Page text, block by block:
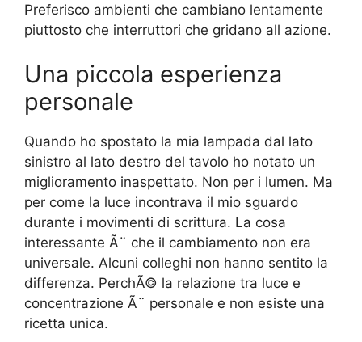
Preferisco ambienti che cambiano lentamente
piuttosto che interruttori che gridano all azione.
Una piccola esperienza
personale
Quando ho spostato la mia lampada dal lato
sinistro al lato destro del tavolo ho notato un
miglioramento inaspettato. Non per i lumen. Ma
per come la luce incontrava il mio sguardo
durante i movimenti di scrittura. La cosa
interessante Ã¨ che il cambiamento non era
universale. Alcuni colleghi non hanno sentito la
differenza. PerchÃ© la relazione tra luce e
concentrazione Ã¨ personale e non esiste una
ricetta unica.